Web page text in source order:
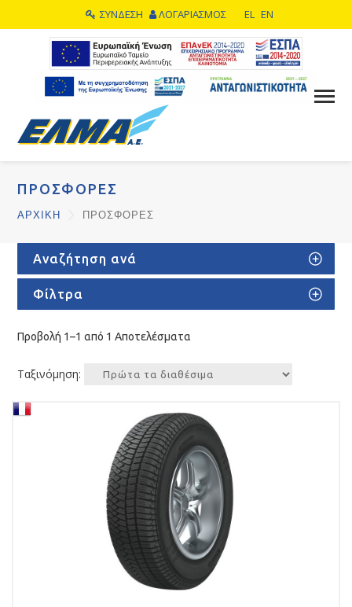
ΣΥΝΔΕΣΗ ΛΟΓΑΡΙΑΣΜΟΣ EL EN
ΠΡΟΣΦΟΡΕΣ
ΑΡΧΙΚΗ ΠΡΟΣΦΟΡΕΣ
Αναζήτηση ανά
Φίλτρα
Προβολή 1–1 από 1 Αποτελέσματα
Ταξινόμηση: